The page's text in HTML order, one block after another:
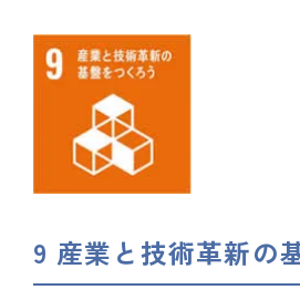
9 産業と技術革新の